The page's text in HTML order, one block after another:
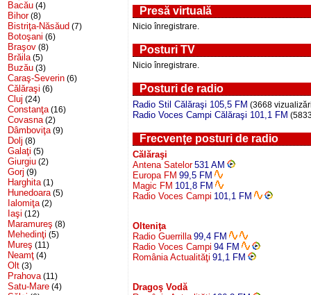
Bacău (4)
Bihor(8)
Bistriţa-Năsăud (7)
Botoşani (6)
Braşov (8)
Brăila (5)
Buzău (3)
Caraş-Severin (6)
Călăraşi (6)
Cluj (24)
Constanţa (16)
Covasna (2)
Dâmboviţa (9)
Dolj (8)
Galaţi (5)
Giurgiu (2)
Gorj (9)
Harghita (1)
Hunedoara (5)
Ialomiţa (2)
Iaşi (12)
Maramureş (8)
Mehedinţi (5)
Mureş (11)
Neamţ (4)
Olt (3)
Prahova (11)
Satu-Mare (4)
Presă virtuală
Nicio înregistrare.
Posturi TV
Nicio înregistrare.
Posturi de radio
Radio Stil Călăraşi 105,5 FM (3668
Radio Voces Campi Călăraşi 101,1 FM
Frecvenţe posturi de radio
Călăraşi
Antena Satelor 531 AM
Europa FM 99,5 FM
Magic FM 101,8 FM
Radio Voces Campi 101,1 FM
Olteniţa
Radio Guerrilla 99,4 FM
Radio Voces Campi 94 FM
România Actualităţi 91,1 FM
Dragoş Vodă